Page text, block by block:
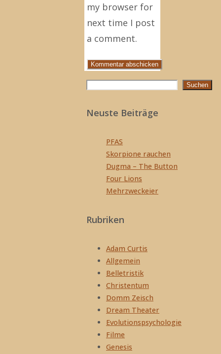
my browser for
next time I post
a comment.
Suchen
Neuste Beiträge
PFAS
Skorpione rauchen
Dugma – The Button
Four Lions
Mehrzweckeier
Rubriken
Adam Curtis
Allgemein
Belletristik
Christentum
Domm Zeisch
Dream Theater
Evolutionspsychologie
Filme
Genesis